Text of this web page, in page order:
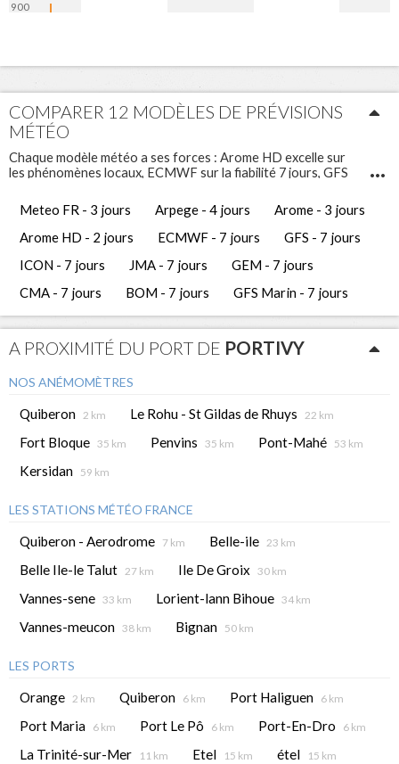
900
COMPARER 12 MODÈLES DE PRÉVISIONS
MÉTÉO
Chaque modèle météo a ses forces : Arome HD excelle sur
les phénomènes locaux, ECMWF sur la fiabilité 7 jours, GFS
meilleures décisions de navigation.
Infosvent vous propose 12 modèles météo différents pour
Portivy. Ces prévisions météo gratuites vous permettent
d'avoir une vue complète et de comparer les tendances
météorologiques des jours à venir.
Meteo FR - 3 jours Arpege - 4 jours
Arome - 3 jours
Arome HD - 2 jours
ECMWF - 7 jours
GFS - 7 jours
ICON - 7 jours
JMA - 7 jours
GEM - 7 jours
CMA - 7 jours
BOM - 7 jours GFS Marin - 7 jours
A PROXIMITÉ DU PORT DE PORTIVY
NOS ANÉMOMÈTRES
Quiberon 2 km Le Rohu - St Gildas de Rhuys 22 km
Fort Bloque 35 km Penvins 35 km Pont-Mahé 53 km
Kersidan 59 km
LES STATIONS MÉTÉO FRANCE
Quiberon - Aerodrome 7 km Belle-ile 23 km
Belle Ile-le Talut 27 km Ile De Groix 30 km
Vannes-sene 33 km Lorient-lann Bihoue 34 km
Vannes-meucon 38 km Bignan 50 km
LES PORTS
Orange 2 km Quiberon 6 km Port Haliguen 6 km
Port Maria 6 km Port Le Pô 6 km Port-En-Dro 6 km
La Trinité-sur-Mer 11 km Etel 15 km étel 15 km